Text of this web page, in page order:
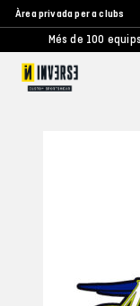
Àrea privada per a clubs
Més de 100